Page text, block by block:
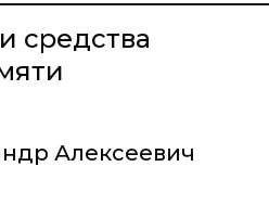
средства
Алексеевич